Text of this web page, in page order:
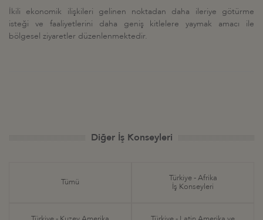
İkili ekonomik ilişkileri gelinen noktadan daha ileriye götürme
isteği ve faaliyetlerini daha geniş kitlelere yaymak amacı ile
bölgesel ziyaretler düzenlenmektedir.
Diğer İş Konseyleri
Tümü
Türkiye - Afrika
İş Konseyleri